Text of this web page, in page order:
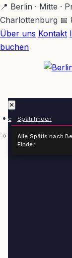
Zum
Hauptinhalt
springen
📍 Berlin · Mitte ·
Charlottenburg 📅
Über uns Kontakt
buchen
✕
Späti finden
Alle Spätis nach
Finder